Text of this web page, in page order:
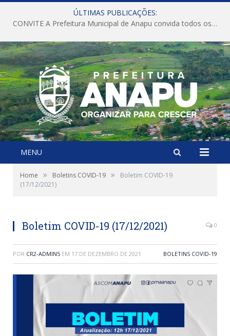
ÚLTIMAS PUBLICAÇÕES:
CONVITE A Prefeitura Municipal de Anapu convida todos os servidores públicos municipais para participarem da Audiência Pública de discussão da Lei de Diretrizes Orçamentárias (LDO), importante instrumento de planejamento das ações e investimentos da Administração Pública para o próximo exercício financeiro.
MENU
Home » Boletins COVID-19 »
Boletim COVID-19
(17/12/2021)
Boletim COVID-19 (17/12/2021) 0
POR CR2-ADMIN5 EM 17 DE DEZEMBRO DE 2021 BOLETINS COVID-19